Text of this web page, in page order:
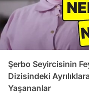
Şerbo Seyircisinin
Dizisindeki
Yaşananlar